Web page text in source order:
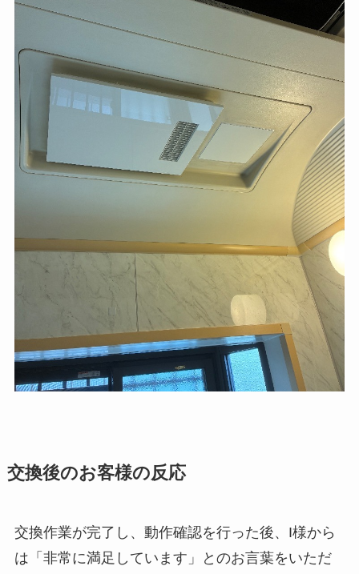
交換後のお客様の反応
交換作業が完了し、動作確認を行った後、I様から
は「非常に満足しています」とのお言葉をいただ